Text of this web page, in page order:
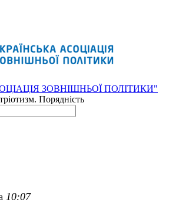
ЗОВНІШНЬОЇ ПОЛІТИКИ"
Порядність
10:07